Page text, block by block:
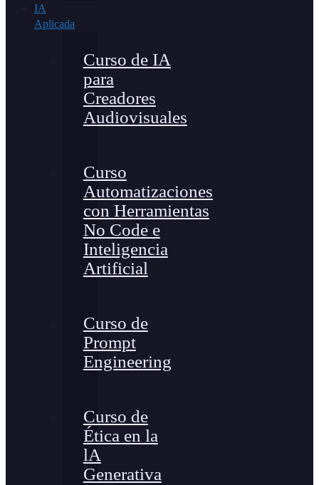
IA
Aplicada
Curso de IA
para
Creadores
Audiovisuales
Curso
Automatizaciones
con Herramientas
No Code e
Inteligencia
Artificial
Curso de
Prompt
Engineering
Curso de
Ética en la
lA
Generativa